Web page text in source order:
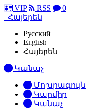
VIP RSS
0
Հայերեն
Русский
English
Հայերեն
Կանաչ
Մոխրագույն
Կարմիր
Կանաչ